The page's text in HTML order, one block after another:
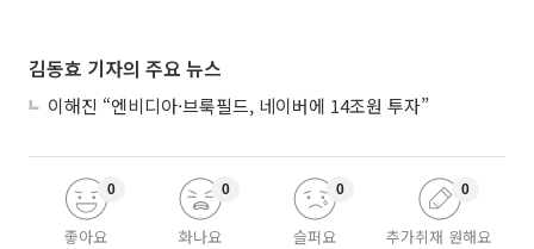
김동효 기자의 주요 뉴스
이해진 “엔비디아·브룩필드, 네이버에 14조원 투자”
좋아요
0
화나요
0
슬퍼요
0
추가취재 원해요
0